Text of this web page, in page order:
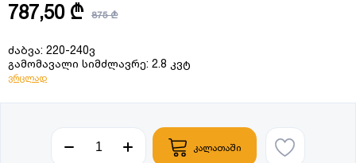
787,50 ₾ 875 ₾
ძაბვა: 220-240ვ
გამომავალი სიმძლავრე: 2.8 კვტ
ვრცლად
კალათაში